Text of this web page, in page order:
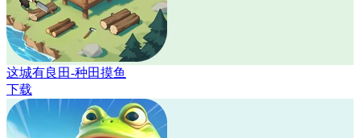
这城有良田-种田摸鱼
下载